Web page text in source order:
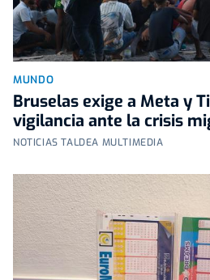
MUNDO
Bruselas exige a Meta y
vigilancia ante la crisis
NOTICIAS TALDEA MULTIMEDIA